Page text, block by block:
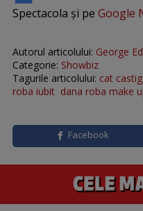
Spectacola și pe Google
Autorul articolului: George
Categorie: Showbiz
Tagurile articolului: cat
roba iubit dana roba make
Facebook